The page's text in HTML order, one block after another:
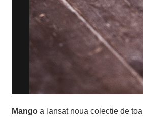
Mango a lansat noua colectie de